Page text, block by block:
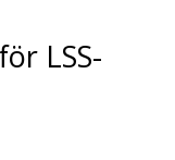
LSS-